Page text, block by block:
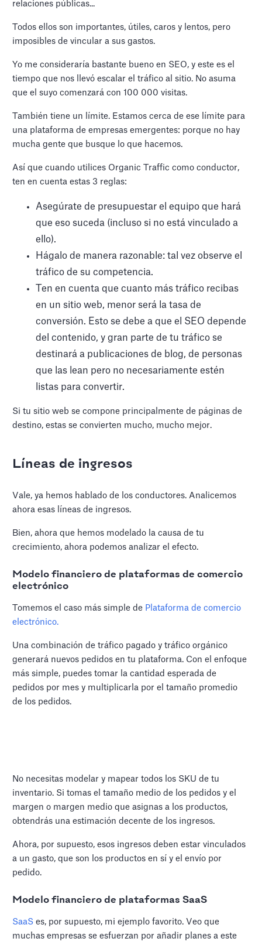
relaciones públicas...
Todos ellos son importantes, útiles, caros y lentos, pero
imposibles de vincular a sus gastos.
Yo me consideraría bastante bueno en SEO, y este es el
tiempo que nos llevó escalar el tráfico al sitio. No asuma
que el suyo comenzará con 100 000 visitas.
También tiene un límite. Estamos cerca de ese límite para
una plataforma de empresas emergentes: porque no hay
mucha gente que busque lo que hacemos.
Así que cuando utilices Organic Traffic como conductor,
ten en cuenta estas 3 reglas:
Asegúrate de presupuestar el equipo que hará
que eso suceda (incluso si no está vinculado a
ello).
Hágalo de manera razonable: tal vez observe el
tráfico de su competencia.
Ten en cuenta que cuanto más tráfico recibas
en un sitio web, menor será la tasa de
conversión. Esto se debe a que el SEO depende
del contenido, y gran parte de tu tráfico se
destinará a publicaciones de blog, de personas
que las lean pero no necesariamente estén
listas para convertir.
Si tu sitio web se compone principalmente de páginas de
destino, estas se convierten mucho, mucho mejor.
Líneas de ingresos
Vale, ya hemos hablado de los conductores. Analicemos
ahora esas líneas de ingresos.
Bien, ahora que hemos modelado la causa de tu
crecimiento, ahora podemos analizar el efecto.
Modelo financiero de plataformas de comercio
electrónico
Tomemos el caso más simple de Plataforma de comercio
electrónico.
Una combinación de tráfico pagado y tráfico orgánico
generará nuevos pedidos en tu plataforma. Con el enfoque
más simple, puedes tomar la cantidad esperada de
pedidos por mes y multiplicarla por el tamaño promedio
de los pedidos.
No necesitas modelar y mapear todos los SKU de tu
inventario. Si tomas el tamaño medio de los pedidos y el
margen o margen medio que asignas a los productos,
obtendrás una estimación decente de los ingresos.
Ahora, por supuesto, esos ingresos deben estar vinculados
a un gasto, que son los productos en sí y el envío por
pedido.
Modelo financiero de plataformas SaaS
SaaS es, por supuesto, mi ejemplo favorito. Veo que
muchas empresas se esfuerzan por añadir planes a este